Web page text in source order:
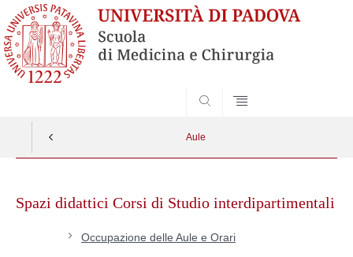
Aule
contentSpazi didattici Corsi di Studio interdipartimentali
Occupazione delle Aule e Orari